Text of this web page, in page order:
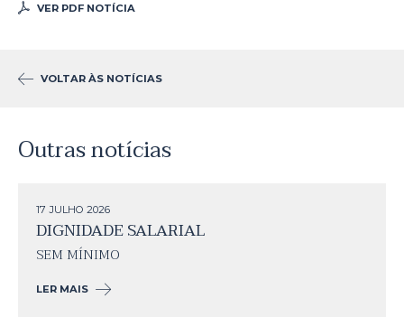
VER PDF NOTÍCIA
VOLTAR ÀS NOTÍCIAS
Outras notícias
17 JULHO 2026
DIGNIDADE SALARIAL
SEM MÍNIMO
LER MAIS